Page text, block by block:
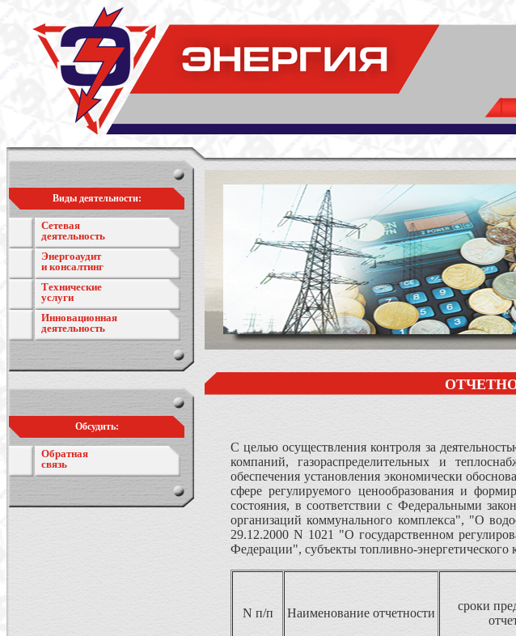
Виды деятельности:
Сетевая
деятельность
Энергоаудит
и консалтинг
Технические
услуги
Инновационная
деятельность
Обсудить:
Обратная
связь
С целью осуществления контроля за
компаний, газораспределительных и
обеспечения установления экономически
сфере регулируемого ценообразования и
состояния, в соответствии с Федеральными
организаций коммунального комплекса", "О
29.12.2000 N 1021 "О государственном
Федерации", субъекты топливно-энергетического
N п/п Наименование отчетности
сроки